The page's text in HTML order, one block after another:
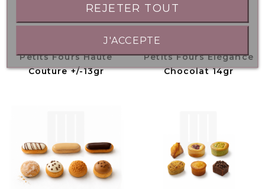
Petits Fours Haute
Couture +/-13gr
Petits Fours Élégance
Chocolat 14gr
REJETER TOUT
J'ACCEPTE